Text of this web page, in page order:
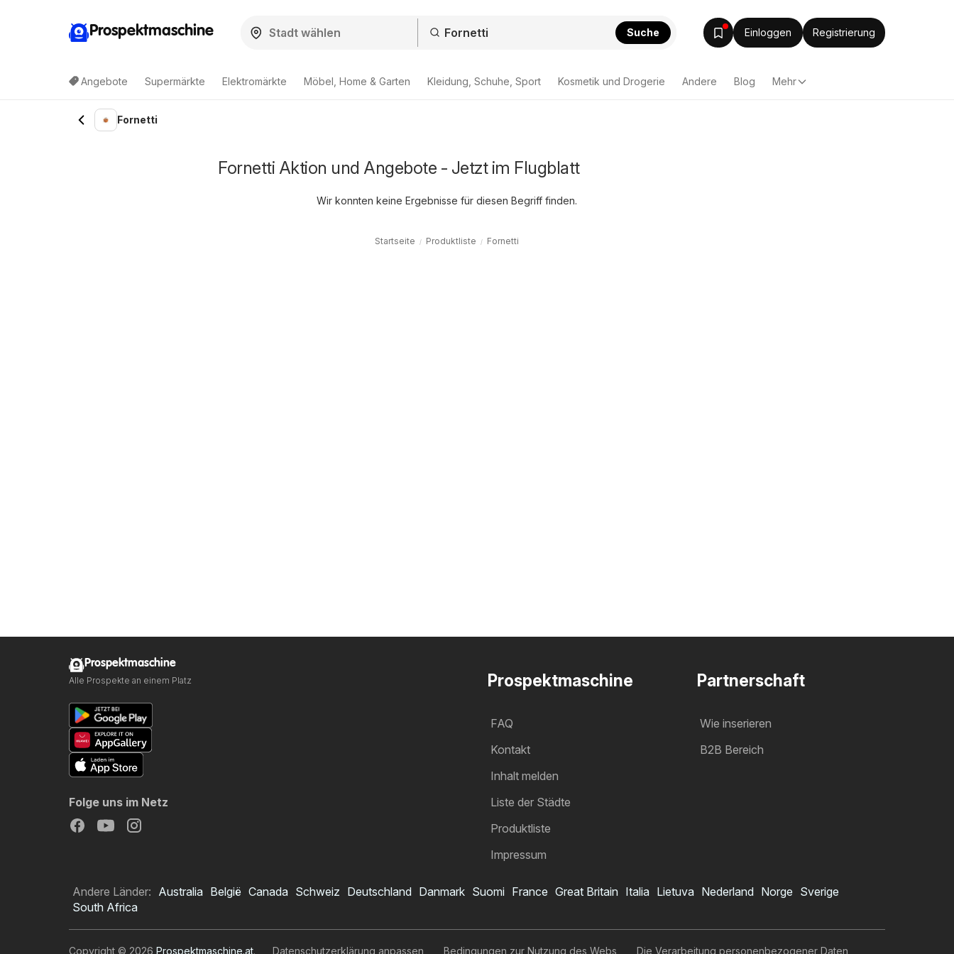
Prospektmaschine Suche Einloggen Registrierung
Angebote Supermärkte Elektromärkte Möbel, Home & Garten Kleidung, Schuhe, Sport Kosmetik und Drogerie Andere Blog Mehr
Fornetti
Fornetti Aktion und Angebote - Jetzt im Flugblatt
Wir konnten keine Ergebnisse für diesen Begriff finden.
Startseite Produktliste Fornetti
Prospektmaschine
FAQ
Kontakt
Inhalt melden
Liste der Städte
Produktliste
Impressum
Partnerschaft
Wie inserieren
B2B Bereich
Prospektmaschine
Alle Prospekte an einem Platz
Folge uns im Netz
Andere Länder: Australia België Canada Schweiz Deutschland Danmark Suomi France Great Britain Italia Lietuva Nederland Norge Sverige
South Africa
Copyright © 2026 Prospektmaschine.at. Datenschutzerklärung anpassen Bedingungen zur Nutzung des Webs Die Verarbeitung personenbezogener Daten